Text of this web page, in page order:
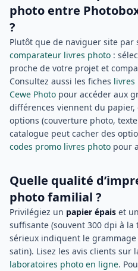
photo entre
?
Plutôt que de naviguer site par
comparateur livres photo :
proche de votre projet et
Consultez aussi les fiches livres
Cewe Photo pour accéder aux
différences viennent du papier,
options (couverture photo,
catalogue peut cacher des
codes promo livres photo pour
Quelle qualité
photo familial ?
Privilégiez un papier épais et
suffisante (souvent 300 dpi à la
sérieux indiquent le
satin). Lisez les avis clients sur
laboratoires photo en ligne.